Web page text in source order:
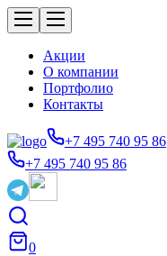
Акции
О компании
Портфолио
Контакты
+7 495 740 95 86
+7 495 740 95 86
0